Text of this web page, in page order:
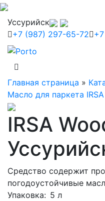
Уссурийск
+7 (987) 297-65-72
Главная страница »
Масло для паркета IRSA
IRSA
Средство содержит
погодоустойчивые
Упаковка: 5 л